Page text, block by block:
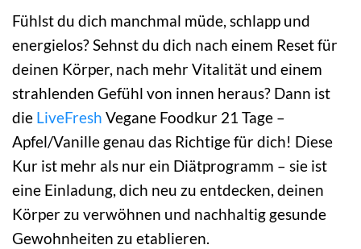
Fühlst du dich manchmal müde, schlapp und
energielos? Sehnst du dich nach einem Reset für
deinen Körper, nach mehr Vitalität und einem
strahlenden Gefühl von innen heraus? Dann ist
die LiveFresh Vegane Foodkur 21 Tage –
Apfel/Vanille genau das Richtige für dich! Diese
Kur ist mehr als nur ein Diätprogramm – sie ist
eine Einladung, dich neu zu entdecken, deinen
Körper zu verwöhnen und nachhaltig gesunde
Gewohnheiten zu etablieren.